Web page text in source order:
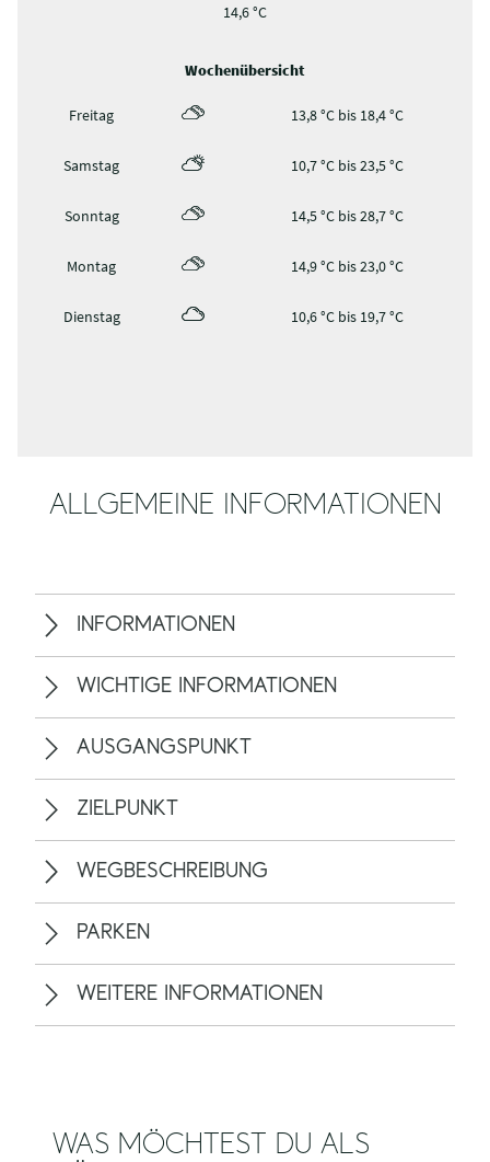
14,6 °C
Wochenübersicht
Freitag 13,8 °C bis 18,4 °C
Samstag 10,7 °C bis 23,5 °C
Sonntag 14,5 °C bis 28,7 °C
Montag 14,9 °C bis 23,0 °C
Dienstag 10,6 °C bis 19,7 °C
ALLGEMEINE INFORMATIONEN
INFORMATIONEN
WICHTIGE INFORMATIONEN
AUSGANGSPUNKT
ZIELPUNKT
WEGBESCHREIBUNG
PARKEN
WEITERE INFORMATIONEN
WAS MÖCHTEST DU ALS